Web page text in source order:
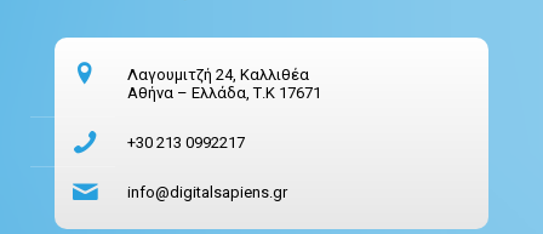
Λαγουμιτζή 24, Καλλιθέα
Αθήνα – Ελλάδα, Τ.Κ 17671
+30 213 0992217
info@digitalsapiens.gr